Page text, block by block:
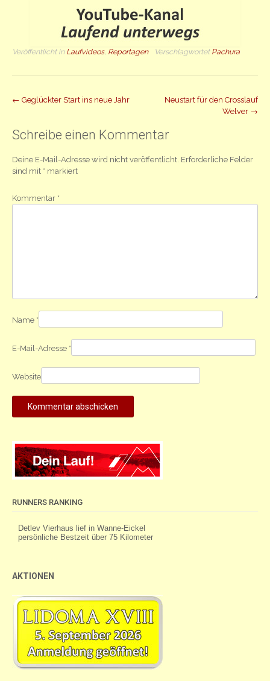
Veröffentlicht in Laufvideos, Reportagen Verschlagwortet Pachura
Beitrag
← Geglückter Start ins neue Jahr
Neustart für den Crosslauf
Welver →
Schreibe einen Kommentar
Deine E-Mail-Adresse wird nicht veröffentlicht. Erforderliche Felder
sind mit * markiert
Kommentar *
Name *
E-Mail-Adresse *
Website
RUNNERS RANKING
AKTIONEN